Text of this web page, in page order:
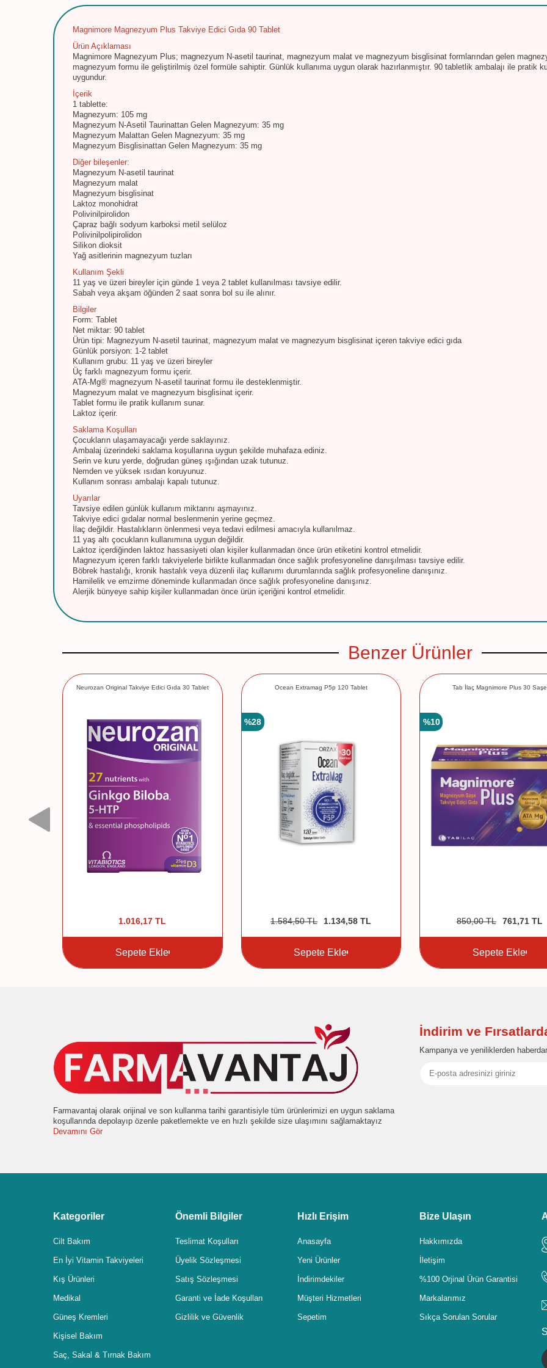
Magnimore Magnezyum Plus Takviye Edici Gıda 90 Tablet
Ürün Açıklaması
Magnimore Magnezyum Plus; magnezyum N-asetil taurinat, magnezyum malat ve magnezyum bisglisinat formlarından gelen
magnezyum formu ile geliştirilmiş özel formüle sahiptir. Günlük kullanıma uygun olarak hazırlanmıştır. 90 tabletlik ambalajı ile pratik
uygundur.
İçerik
1 tablette:
Magnezyum: 105 mg
Magnezyum N-Asetil Taurinattan Gelen Magnezyum: 35 mg
Magnezyum Malattan Gelen Magnezyum: 35 mg
Magnezyum Bisglisinattan Gelen Magnezyum: 35 mg
Diğer bileşenler:
Magnezyum N-asetil taurinat
Magnezyum malat
Magnezyum bisglisinat
Laktoz monohidrat
Polivinilpirolidon
Çapraz bağlı sodyum karboksi metil selüloz
Polivinilpolipirolidon
Silikon dioksit
Yağ asitlerinin magnezyum tuzları
Kullanım Şekli
11 yaş ve üzeri bireyler için günde 1 veya 2 tablet kullanılması tavsiye edilir.
Sabah veya akşam öğünden 2 saat sonra bol su ile alınır.
Bilgiler
Form: Tablet
Net miktar: 90 tablet
Ürün tipi: Magnezyum N-asetil taurinat, magnezyum malat ve magnezyum bisglisinat içeren takviye edici gıda
Günlük porsiyon: 1-2 tablet
Kullanım grubu: 11 yaş ve üzeri bireyler
Üç farklı magnezyum formu içerir.
ATA-Mg® magnezyum N-asetil taurinat formu ile desteklenmiştir.
Magnezyum malat ve magnezyum bisglisinat içerir.
Tablet formu ile pratik kullanım sunar.
Laktoz içerir.
Saklama Koşulları
Çocukların ulaşamayacağı yerde saklayınız.
Ambalaj üzerindeki saklama koşullarına uygun şekilde muhafaza ediniz.
Serin ve kuru yerde, doğrudan güneş ışığından uzak tutunuz.
Nemden ve yüksek ısıdan koruyunuz.
Kullanım sonrası ambalajı kapalı tutunuz.
Uyarılar
Tavsiye edilen günlük kullanım miktarını aşmayınız.
Takviye edici gıdalar normal beslenmenin yerine geçmez.
İlaç değildir. Hastalıkların önlenmesi veya tedavi edilmesi amacıyla kullanılmaz.
11 yaş altı çocukların kullanımına uygun değildir.
Laktoz içerdiğinden laktoz hassasiyeti olan kişiler kullanmadan önce ürün etiketini kontrol etmelidir.
Magnezyum içeren farklı takviyelerle birlikte kullanmadan önce sağlık profesyoneline danışılması tavsiye edilir.
Böbrek hastalığı, kronik hastalık veya düzenli ilaç kullanımı durumlarında sağlık profesyoneline danışınız.
Hamilelik ve emzirme döneminde kullanmadan önce sağlık profesyoneline danışınız.
Alerjik bünyeye sahip kişiler kullanmadan önce ürün içeriğini kontrol etmelidir.
Benzer Ürünler
Neurozan Original Takviye Edici Gıda 30 Tablet
1.016,17 TL
Sepete Ekle
Ocean Extramag P5p 120 Tablet
%28
1.584,50TL 1.134,58 TL
Sepete Ekle
Tab İlaç Magnimore Plus 30 Saşe
%10
850,00TL 761,71TL
Sepete Ekle
Farmavantaj olarak orijinal ve son kullanma tarihi garantisiyle tüm ürünlerimizi en uygun saklama
koşullarında depolayıp özenle paketlemekte ve en hızlı şekilde size ulaşımını sağlamaktayız
Devamını Gör
İndirim ve
Kampanya ve yeniliklerden
Kategoriler
Cilt Bakım
En İyi Vitamin Takviyeleri
Kış Ürünleri
Medikal
Güneş Kremleri
Kişisel Bakım
Saç, Sakal & Tırnak Bakım
Önemli Bilgiler
Teslimat Koşulları
Üyelik Sözleşmesi
Satış Sözleşmesi
Garanti ve İade Koşulları
Gizlilik ve Güvenlik
Hızlı Erişim
Anasayfa
Yeni Ürünler
İndirimdekiler
Müşteri Hizmetleri
Sepetim
Bize Ulaşın
Hakkımızda
İletişim
%100 Orjinal Ürün Garantisi
Markalarımız
Sıkça Sorulan Sorular